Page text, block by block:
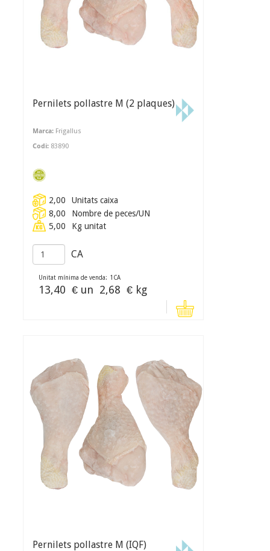
Pernilets pollastre M (2 plaques)
Marca: Frigallus
Codi: 83890
2,00
Unitats caixa
8,00
Nombre de peces/UN
5,00
Kg unitat
CA
Unitat mínima de venda: 1 CA
13,40 € un 2,68 € kg
Pernilets pollastre M (IQF)